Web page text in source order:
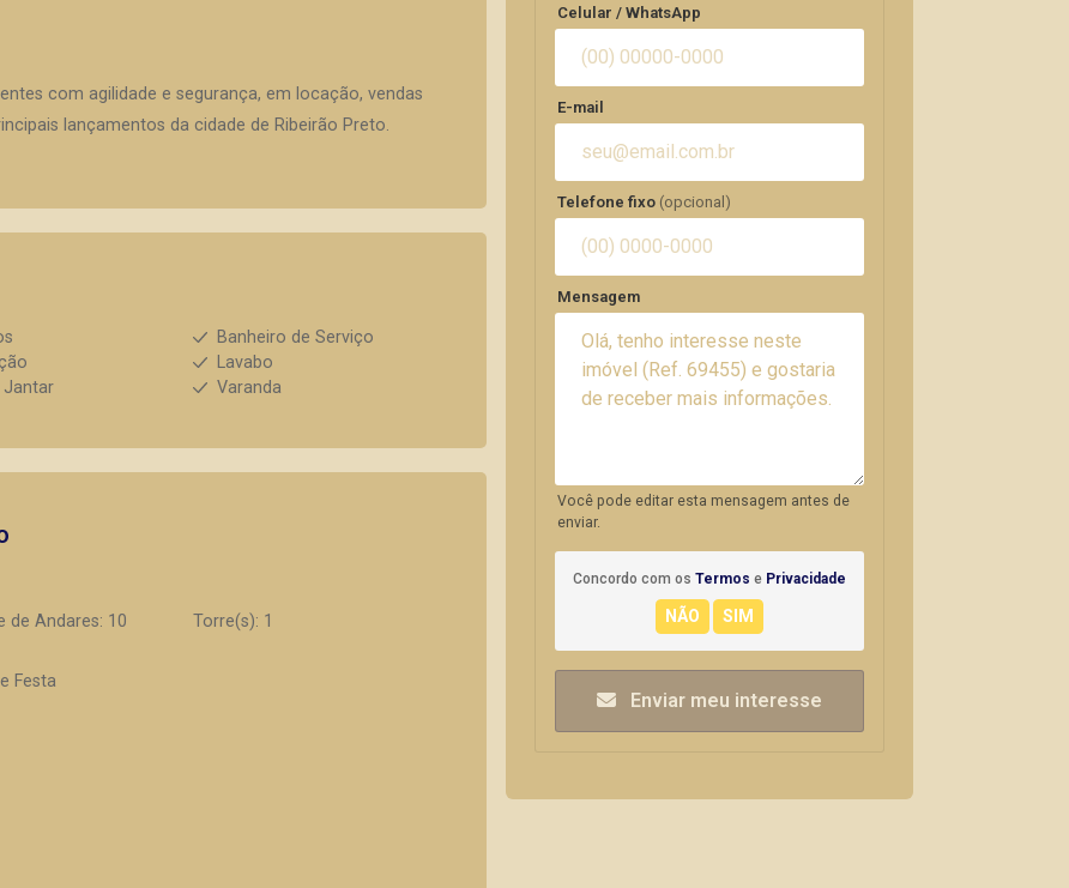
com agilidade e segurança, em locação, vendas
lançamentos da cidade de Ribeirão Preto.
Banheiro de Serviço
Lavabo
Jantar Varanda
de Andares: 10
Torre(s): 1
Festa
Celular / WhatsApp
E-mail
Telefone fixo (opcional)
Mensagem
Você pode editar esta mensagem antes de
enviar.
Concordo com os Termos e Privacidade
Enviar meu interesse